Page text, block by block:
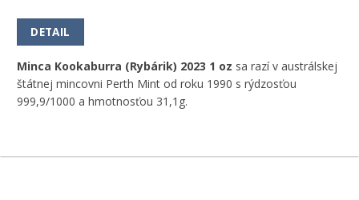
DETAIL
Minca Kookaburra (Rybárik) 2023 1 oz sa razí v austrálskej
štátnej mincovni Perth Mint od roku 1990 s rýdzosťou
999,9/1000 a hmotnosťou 31,1g.